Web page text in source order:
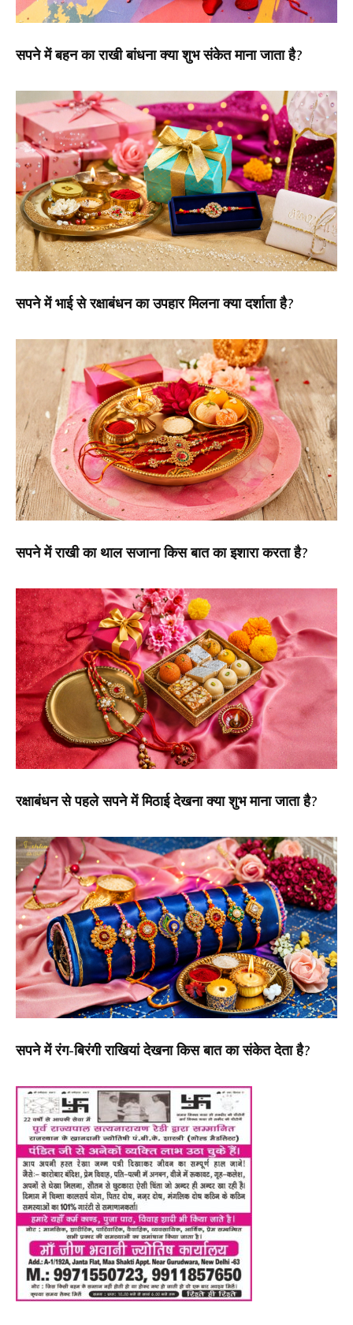
सपने में बहन का राखी बांधना क्या शुभ संकेत माना जाता है?
सपने में भाई से रक्षाबंधन का उपहार मिलना क्या दर्शाता है?
सपने में राखी का थाल सजाना किस बात का इशारा करता है?
रक्षाबंधन से पहले सपने में मिठाई देखना क्या शुभ माना जाता है?
सपने में रंग-बिरंगी राखियां देखना किस बात का संकेत देता है?